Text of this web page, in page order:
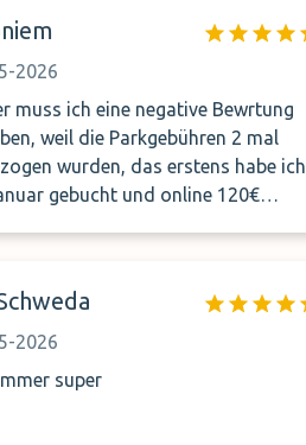
2026
muss ich eine negative Bewrtung
weil die Parkgebühren 2 mal
wurden, das erstens habe ich
gebucht und online 120€
nicht gefunden und ich musste
Mal bezahlen. Auf dem Flughafen
da fand ich dann eine
2026
super